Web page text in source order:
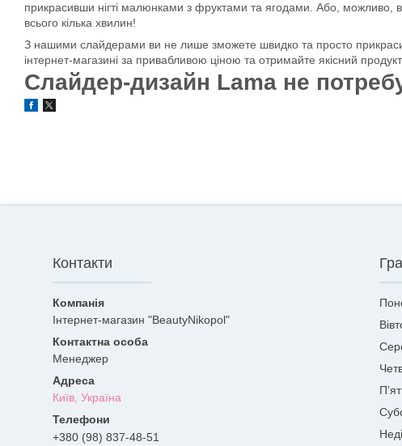
прикрасивши нігті малюнками з фруктами та ягодами. Або, можливо,
всього кілька хвилин!
З нашими слайдерами ви не лише зможете швидко та просто
інтернет-магазині за привабливою ціною та отримайте якісний
Слайдер-дизайн Lama не
Контакти
Інтернет-магазин "BeautyNikopol"
Менеджер
Київ, Україна
+380 (98) 837-48-51